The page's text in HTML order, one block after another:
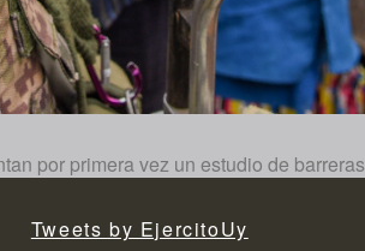
por primera vez un estudio de
Tweets by EjercitoUy